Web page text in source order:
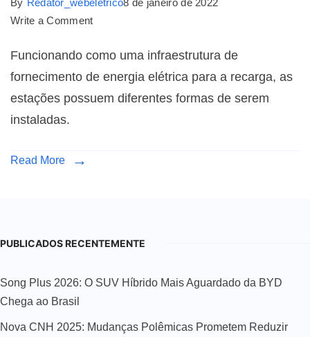
By Redator_webeletrico8 de janeiro de 2022
Write a Comment
Funcionando como uma infraestrutura de
fornecimento de energia elétrica para a recarga, as
estações possuem diferentes formas de serem
instaladas.
Read More
PUBLICADOS RECENTEMENTE
Song Plus 2026: O SUV Híbrido Mais Aguardado da BYD
Chega ao Brasil
Nova CNH 2025: Mudanças Polêmicas Prometem Reduzir